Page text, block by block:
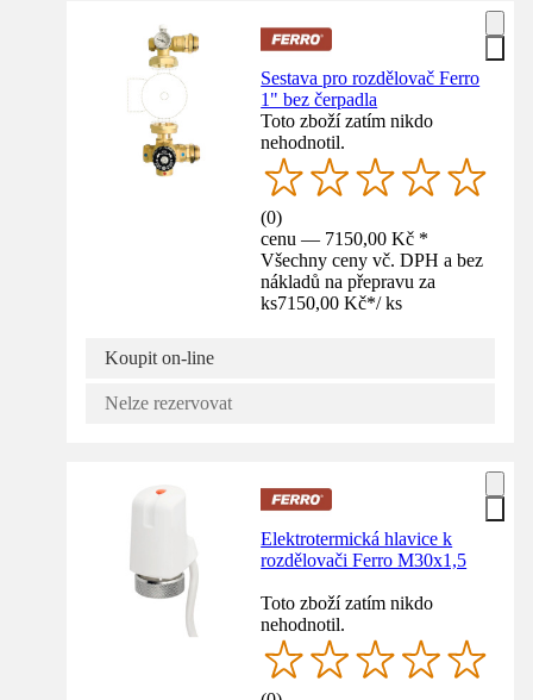
Sestava pro rozdělovač Ferro
1" bez čerpadla
Toto zboží zatím nikdo
nehodnotil.
(0)
cenu — 7150,00 Kč *
Všechny ceny vč. DPH a bez
nákladů na přepravu za
ks7150,00 Kč*/ ks
Koupit on-line
Nelze rezervovat
Elektrotermická hlavice k
rozdělovači Ferro M30x1,5
Toto zboží zatím nikdo
nehodnotil.